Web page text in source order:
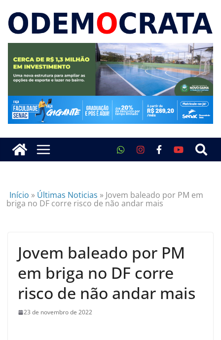
Início » Últimas Noticias » Jovem baleado por PM em
briga no DF corre risco de não andar mais
Jovem baleado por PM
em briga no DF corre
risco de não andar mais
23 de novembro de 2022